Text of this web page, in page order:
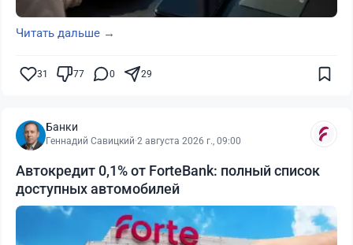
Читать дальше →
31 77 0 29
Банки
Геннадий Савицкий·2 августа 2026 г., 09:00
Автокредит 0,1% от ForteBank: полный список
доступных автомобилей